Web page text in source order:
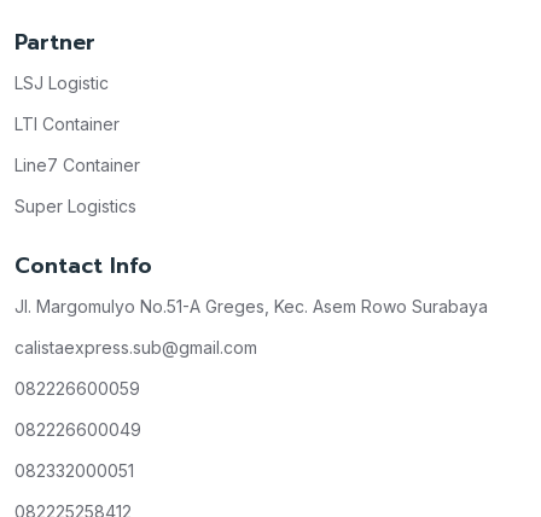
Partner
LSJ Logistic
LTI Container
Line7 Container
Super Logistics
Contact Info
Jl. Margomulyo No.51-A Greges, Kec. Asem Rowo Surabaya
calistaexpress.sub@gmail.com
082226600059
082226600049
082332000051
082225258412